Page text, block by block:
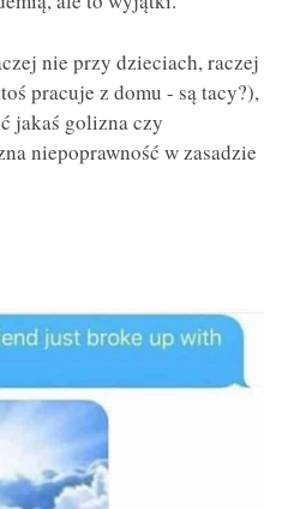
nie przy dzieciach, raczej
pracuje z domu - są tacy?),
jakaś golizna czy
niepoprawność w zasadzie